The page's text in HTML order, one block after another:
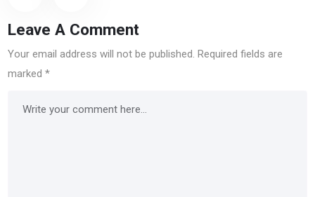
Leave A Comment
Your email address will not be published. Required fields are
marked*